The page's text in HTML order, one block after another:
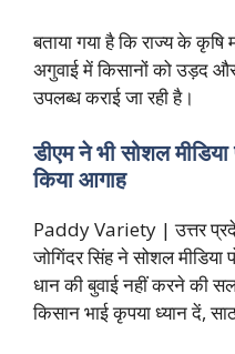
बताया गया है कि राज्य के कृषि
अगुवाई में किसानों को उड़द
उपलब्ध कराई जा रही है।
डीएम ने भी सोशल
किया आगाह
Paddy Variety | उत्तर
जोगिंदर सिंह ने सोशल मीडिया
धान की बुवाई नहीं करने की
किसान भाई कृपया ध्यान दें,